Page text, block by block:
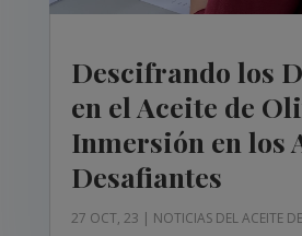
Descifrando los
en el Aceite de
Inmersión en los
Desafiantes
27 OCT, 23 | NOTICIAS DEL ACEITE